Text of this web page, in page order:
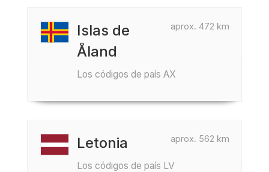
aprox. 472 km
Islas de
Åland
Los códigos de país AX
aprox. 562 km
Letonia
Los códigos de país LV